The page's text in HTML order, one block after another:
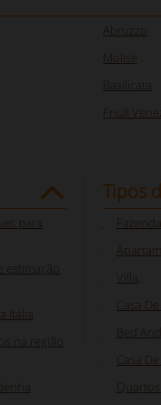
Abruzzo
Molise
Basilicata
Friuli
para
Itália
na região
Tipos
Fazenda
Villa
Casa De
Bed
Casa De